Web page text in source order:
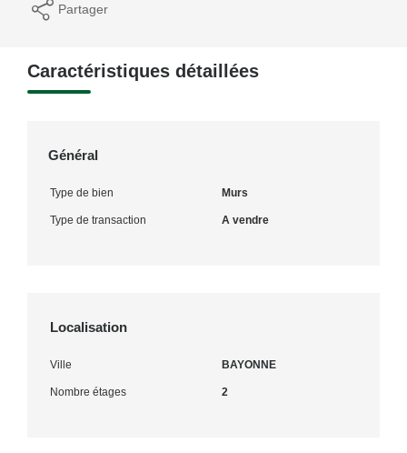
Partager
Caractéristiques détaillées
Général
Type de bien Murs
Type de transaction A vendre
Localisation
Ville BAYONNE
Nombre étages 2